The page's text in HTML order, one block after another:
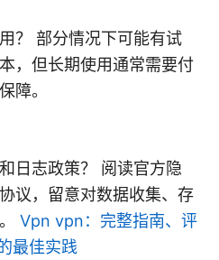
？ 部分情况下可能有试
，但长期使用通常需要付
障。
日志政策？ 阅读官方隐
议，留意对数据收集、存
Vpn vpn：完整指南、评
最佳实践